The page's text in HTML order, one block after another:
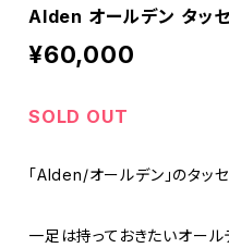
Alden オールデン タッ
¥60,000
SOLD OUT
「Alden/オールデン」のタッ
一足は持っておきたいオール